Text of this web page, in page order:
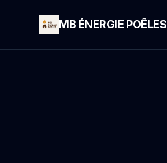
MB ÉNERGIE POÊLES